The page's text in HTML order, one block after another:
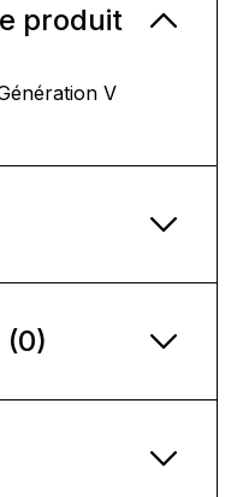
produit
V
(0)